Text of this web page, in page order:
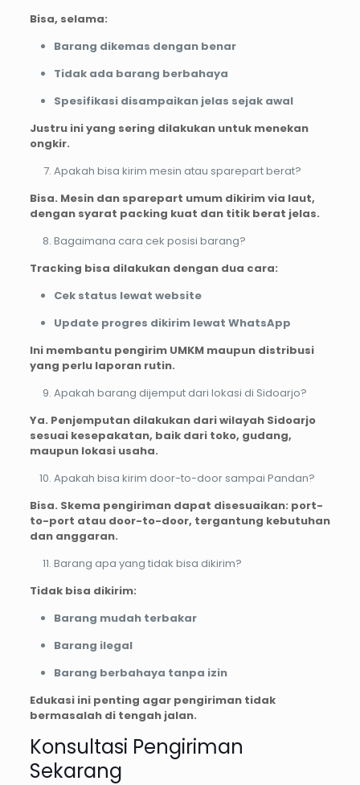
Bisa, selama:
Barang dikemas dengan benar
Tidak ada barang berbahaya
Spesifikasi disampaikan jelas sejak awal
Justru ini yang sering dilakukan untuk menekan
ongkir.
Apakah bisa kirim mesin atau sparepart berat?
Bisa. Mesin dan sparepart umum dikirim via laut,
dengan syarat packing kuat dan titik berat jelas.
Bagaimana cara cek posisi barang?
Tracking bisa dilakukan dengan dua cara:
Cek status lewat website
Update progres dikirim lewat WhatsApp
Ini membantu pengirim UMKM maupun distribusi
yang perlu laporan rutin.
Apakah barang dijemput dari lokasi di Sidoarjo?
Ya. Penjemputan dilakukan dari wilayah Sidoarjo
sesuai kesepakatan, baik dari toko, gudang,
maupun lokasi usaha.
Apakah bisa kirim door-to-door sampai Pandan?
Bisa. Skema pengiriman dapat disesuaikan: port-
to-port atau door-to-door, tergantung kebutuhan
dan anggaran.
Barang apa yang tidak bisa dikirim?
Tidak bisa dikirim:
Barang mudah terbakar
Barang ilegal
Barang berbahaya tanpa izin
Edukasi ini penting agar pengiriman tidak
bermasalah di tengah jalan.
Konsultasi Pengiriman
Sekarang